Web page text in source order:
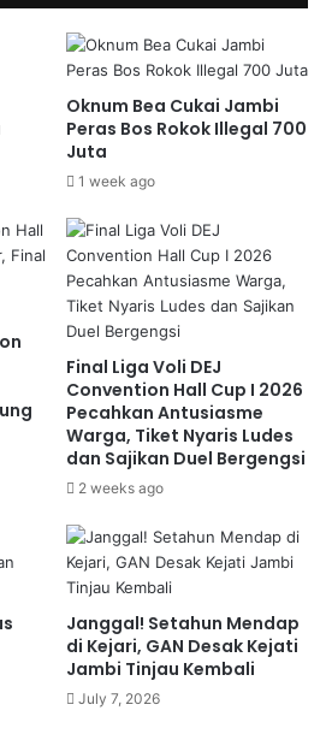
Oknum Bea Cukai Jambi
Peras Bos Rokok Illegal 700
Juta
1 week ago
Final Liga Voli DEJ
Convention Hall Cup I 2026
Pecahkan Antusiasme
Warga, Tiket Nyaris Ludes
dan Sajikan Duel Bergengsi
2 weeks ago
Janggal! Setahun Mendap
di Kejari, GAN Desak Kejati
Jambi Tinjau Kembali
July 7, 2026